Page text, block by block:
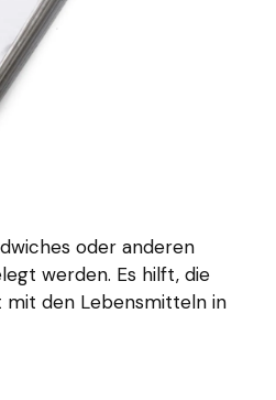
oder anderen
werden. Es hilft, die
mit den Lebensmitteln in